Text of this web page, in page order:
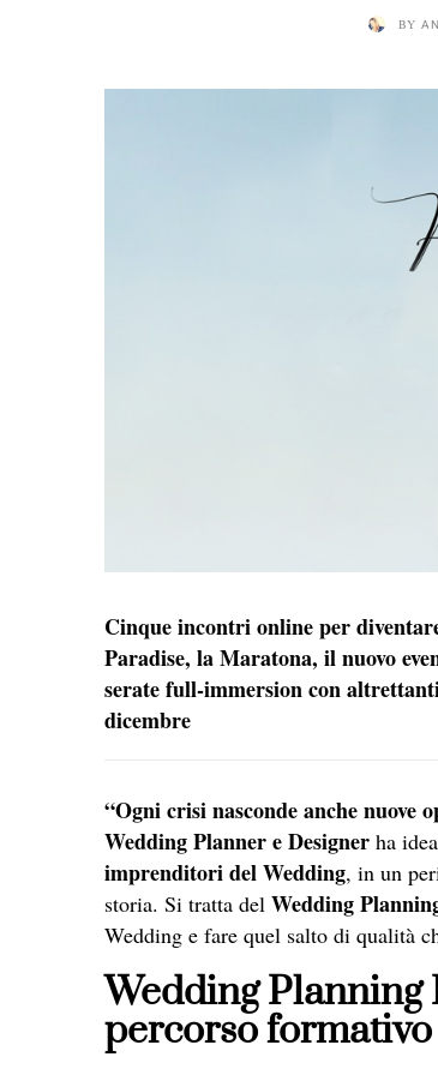
BY
Cinque incontri online per
Paradise, la Maratona, il nuovo
serate full-immersion con
dicembre
“Ogni crisi nasconde anche nuove
Wedding Planner e Designer ha
imprenditori del Wedding, in un
storia. Si tratta del Wedding
Wedding e fare quel salto di qualità
Wedding Planning
percorso